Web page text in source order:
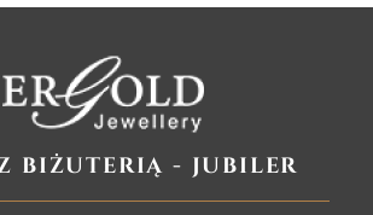
biżuterią - jubiler